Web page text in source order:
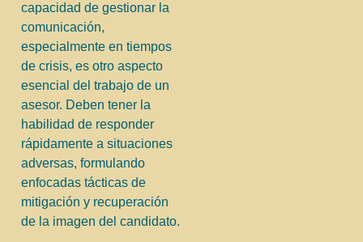
capacidad de gestionar la
comunicación,
especialmente en tiempos
de crisis, es otro aspecto
esencial del trabajo de un
asesor. Deben tener la
habilidad de responder
rápidamente a situaciones
adversas, formulando
enfocadas tácticas de
mitigación y recuperación
de la imagen del candidato.